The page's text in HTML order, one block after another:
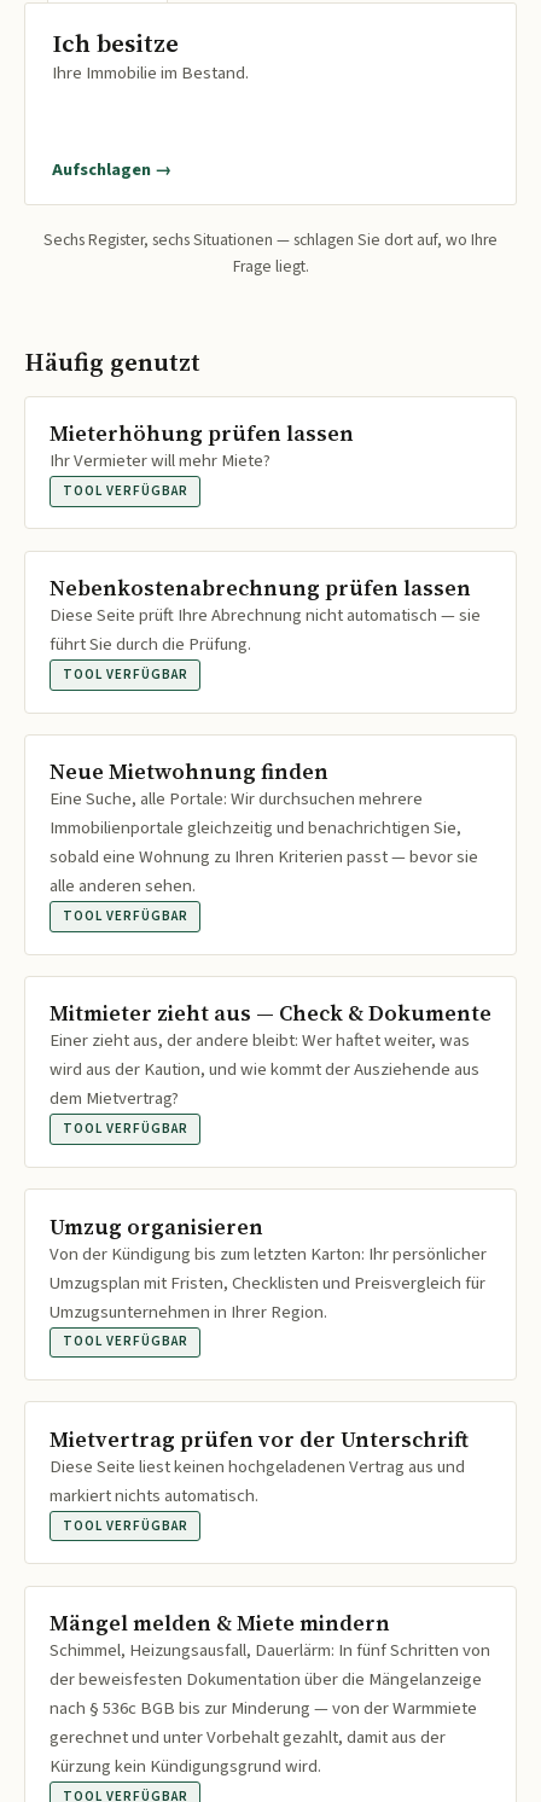
Ich besitze
Ihre Immobilie im Bestand.
Aufschlagen →
Sechs Register, sechs Situationen — schlagen Sie dort auf, wo Ihre
Frage liegt.
Häufig genutzt
Mieterhöhung prüfen lassen
Ihr Vermieter will mehr Miete?
TOOL VERFÜGBAR
Nebenkostenabrechnung prüfen lassen
Diese Seite prüft Ihre Abrechnung nicht automatisch — sie
führt Sie durch die Prüfung.
TOOL VERFÜGBAR
Neue Mietwohnung finden
Eine Suche, alle Portale: Wir durchsuchen mehrere
Immobilienportale gleichzeitig und benachrichtigen Sie,
sobald eine Wohnung zu Ihren Kriterien passt — bevor sie
alle anderen sehen.
TOOL VERFÜGBAR
Mitmieter zieht aus — Check & Dokumente
Einer zieht aus, der andere bleibt: Wer haftet weiter, was
wird aus der Kaution, und wie kommt der Ausziehende aus
dem Mietvertrag?
TOOL VERFÜGBAR
Umzug organisieren
Von der Kündigung bis zum letzten Karton: Ihr persönlicher
Umzugsplan mit Fristen, Checklisten und Preisvergleich für
Umzugsunternehmen in Ihrer Region.
TOOL VERFÜGBAR
Mietvertrag prüfen vor der Unterschrift
Diese Seite liest keinen hochgeladenen Vertrag aus und
markiert nichts automatisch.
TOOL VERFÜGBAR
Mängel melden & Miete mindern
Schimmel, Heizungsausfall, Dauerlärm: In fünf Schritten von
der beweisfesten Dokumentation über die Mängelanzeige
nach § 536c BGB bis zur Minderung — von der Warmmiete
gerechnet und unter Vorbehalt gezahlt, damit aus der
Kürzung kein Kündigungsgrund wird.
TOOL VERFÜGBAR